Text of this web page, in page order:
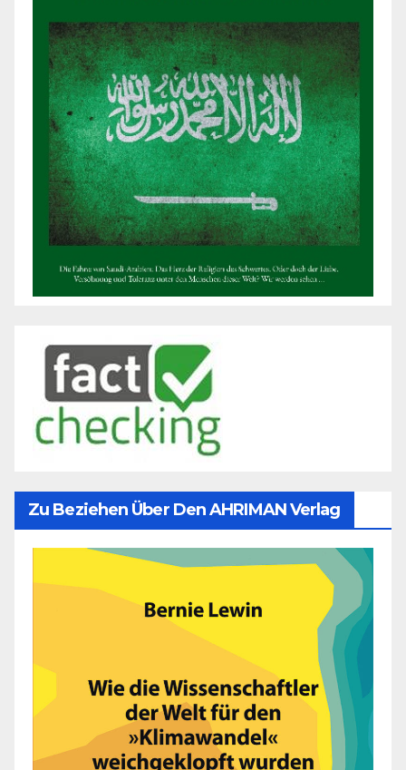
Zu Beziehen Über Den AHRIMAN Verlag